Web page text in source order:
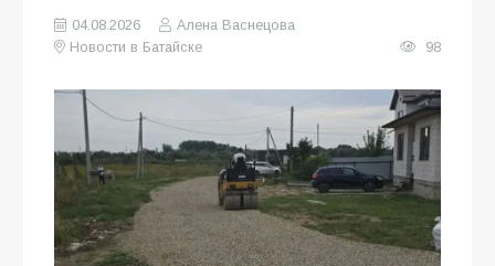
04.08.2026
Алена Васнецова
Новости в Батайске
98